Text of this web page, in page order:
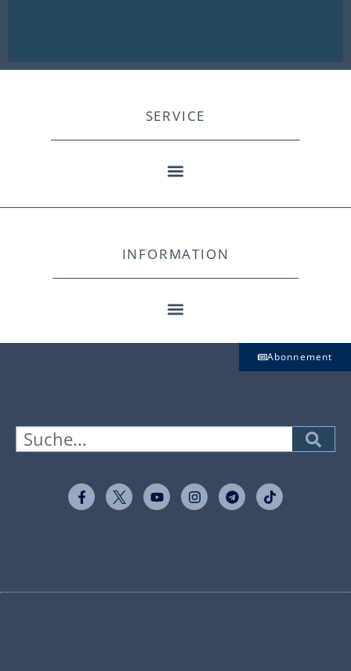
SERVICE
INFORMATION
Abonnement